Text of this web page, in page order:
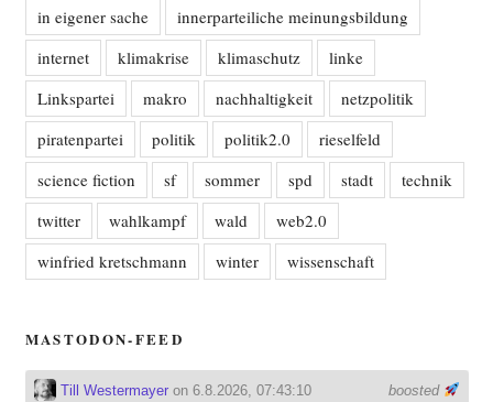
in eigener sache
innerparteiliche meinungsbildung
internet
klimakrise klimaschutz
linke
Linkspartei
makro nachhaltigkeit
netzpolitik
piratenpartei
politik politik2.0
rieselfeld
science fiction
sf sommer spd stadt
technik
twitter
wahlkampf wald
web2.0
winfried kretschmann
winter wissenschaft
MASTODON-FEED
boosted
Till Westermayeron 6.8.2026, 07:43:10